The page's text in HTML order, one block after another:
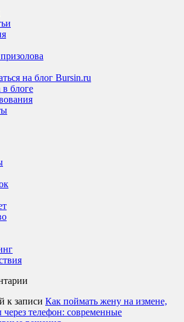
на блог Bursin.ru
в блоге
к записи Как поймать жену на измене,
через телефон: современные